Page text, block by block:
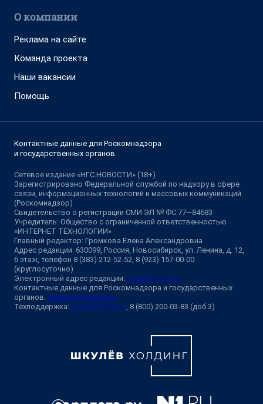
О компании
Реклама на сайте
Команда проекта
Наши вакансии
Помощь
Контактные данные для Роскомнадзора
и государственных органов
Сетевое издание «НГС.НОВОСТИ» (18+)
Зарегистрировано Федеральной службой по надзору в сфере
связи, информационных технологий и массовых коммуникаций
(Роскомнадзор)
Свидетельство о регистрации СМИ ЭЛ № ФС 77—84683
Учредитель: Общество с ограниченной ответственностью
«ИНТЕРНЕТ ТЕХНОЛОГИИ»
Главный редактор: Громкова Елена Александровна
Адрес редакции: 630099, Россия, Новосибирск, ул. Ленина, д. 12,
6 этаж, телефон 8 (383) 212-52-52, 8 (923) 157-00-00
(круглосуточно)
Электронный адрес редакции: ngs@shkulev.ru
Контактные данные для Роскомнадзора и государственных
органов: juristnsk@shkulev.ru
Техподдержка: help@shkulev.ru, 8 (800) 200-03-83 (доб.3)